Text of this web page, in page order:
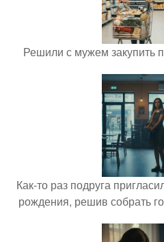
Решили с мужем закупить
Как-то раз подруга
рождения, решив собрать